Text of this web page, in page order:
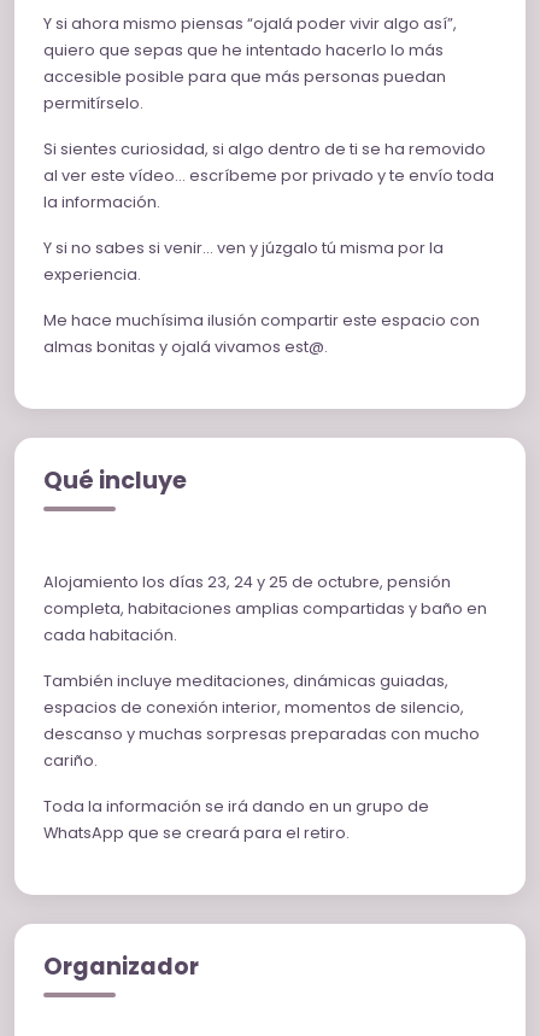
Y si ahora mismo piensas “ojalá poder vivir algo así”,
quiero que sepas que he intentado hacerlo lo más
accesible posible para que más personas puedan
permitírselo.
Si sientes curiosidad, si algo dentro de ti se ha removido
al ver este vídeo… escríbeme por privado y te envío toda
la información.
Y si no sabes si venir… ven y júzgalo tú misma por la
experiencia.
Me hace muchísima ilusión compartir este espacio con
almas bonitas y ojalá vivamos est@.
Qué incluye
Alojamiento los días 23, 24 y 25 de octubre, pensión
completa, habitaciones amplias compartidas y baño en
cada habitación.
También incluye meditaciones, dinámicas guiadas,
espacios de conexión interior, momentos de silencio,
descanso y muchas sorpresas preparadas con mucho
cariño.
Toda la información se irá dando en un grupo de
WhatsApp que se creará para el retiro.
Organizador